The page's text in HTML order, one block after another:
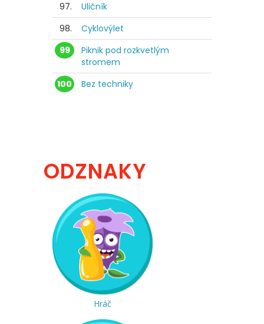
97.
Uličník
98.
Cyklovýlet
99
Piknik pod rozkvetlým
stromem
100
Bez techniky
ODZNAKY
Hráč